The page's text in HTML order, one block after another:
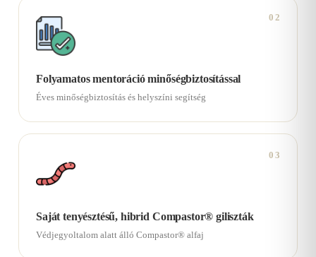
02
Folyamatos mentoráció minőségbiztosítással
Éves minőségbiztosítás és helyszíni segítség
03
Saját tenyésztésű, hibrid Compastor® giliszták
Védjegyoltalom alatt álló Compastor® alfaj